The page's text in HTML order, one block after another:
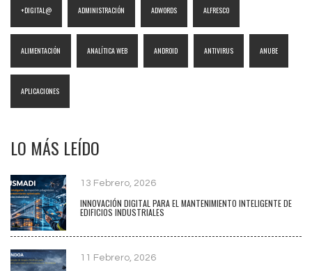
+DIGITAL@ ADMINISTRACIÓN ADWORDS ALFRESCO
ALIMENTACIÓN ANALÍTICA WEB ANDROID ANTIVIRUS ANUBE
APLICACIONES
LO MÁS LEÍDO
13 Febrero, 2026
INNOVACIÓN DIGITAL PARA EL MANTENIMIENTO INTELIGENTE DE
EDIFICIOS INDUSTRIALES
11 Febrero, 2026